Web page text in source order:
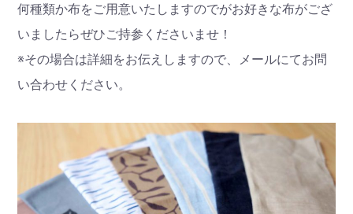
何種類か布をご用意いたしますのでがお好きな布がござ
いましたらぜひご持参くださいませ！
※その場合は詳細をお伝えしますので、メールにてお問
い合わせください。